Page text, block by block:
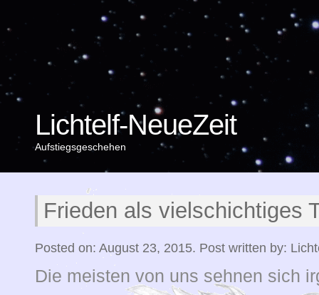
Lichtelf-NeueZeit
Aufstiegsgeschehen
Frieden als vielschichtiges
Posted on: August 23, 2015. Post written by:
Die meisten von uns sehnen sich